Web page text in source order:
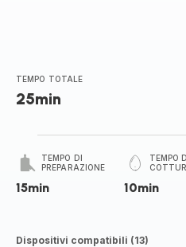
TEMPO TOTALE
25min
TEMPO DI
PREPARAZIONE
15min
TEMPO
10min
Dispositivi compatibili (13)